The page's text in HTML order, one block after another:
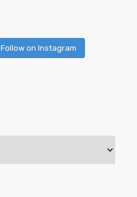
Follow on Instagram